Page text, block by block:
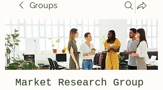
Groups
Market Research Group